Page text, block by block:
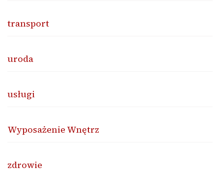
transport
uroda
usługi
Wyposażenie Wnętrz
zdrowie